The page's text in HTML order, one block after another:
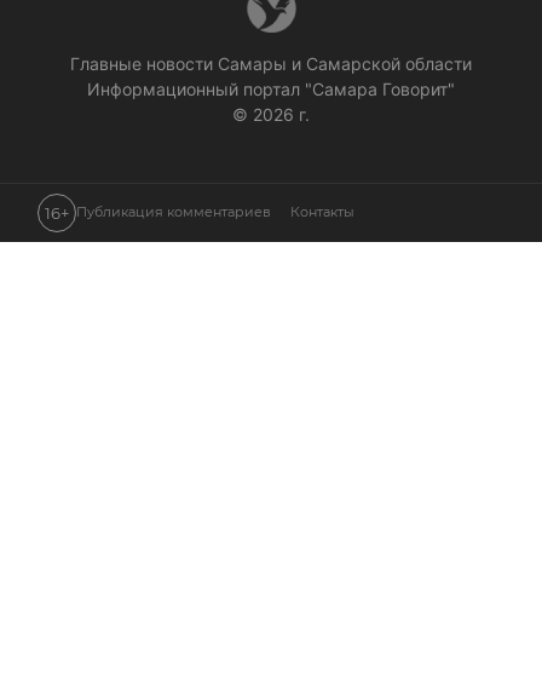
Главные новости Самары и Самарской области
Информационный портал "Самара Говорит"
© 2026 г.
16+ Публикация комментариев Контакты